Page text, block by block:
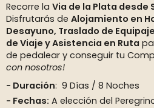
Recorre la Via de la Plata desde
Disfrutarás de Alojamiento en
Desayuno, Traslado de
de Viaje y Asistencia en Ruta
de pedalear y conseguir tu
con nosotros!
Duración: 9 Días / 8 Noches
Fechas: A elección del